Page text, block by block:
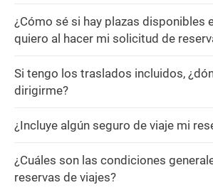
¿Cómo sé si hay plazas disponibles
quiero al hacer mi solicitud de
Si tengo los traslados incluidos,
dirigirme?
¿Incluye algún seguro de viaje mi
¿Cuáles son las condiciones
reservas de viajes?